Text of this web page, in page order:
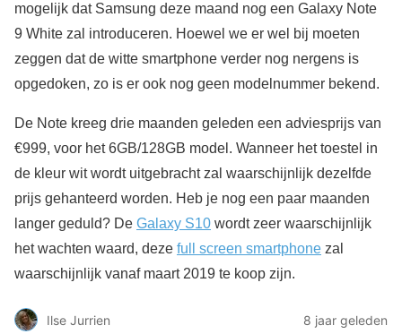
mogelijk dat Samsung deze maand nog een Galaxy Note
9 White zal introduceren. Hoewel we er wel bij moeten
zeggen dat de witte smartphone verder nog nergens is
opgedoken, zo is er ook nog geen modelnummer bekend.
De Note kreeg drie maanden geleden een adviesprijs van
€999, voor het 6GB/128GB model. Wanneer het toestel in
de kleur wit wordt uitgebracht zal waarschijnlijk dezelfde
prijs gehanteerd worden. Heb je nog een paar maanden
langer geduld? De Galaxy S10 wordt zeer waarschijnlijk
het wachten waard, deze full screen smartphone zal
waarschijnlijk vanaf maart 2019 te koop zijn.
Ilse Jurrien
8 jaar geleden